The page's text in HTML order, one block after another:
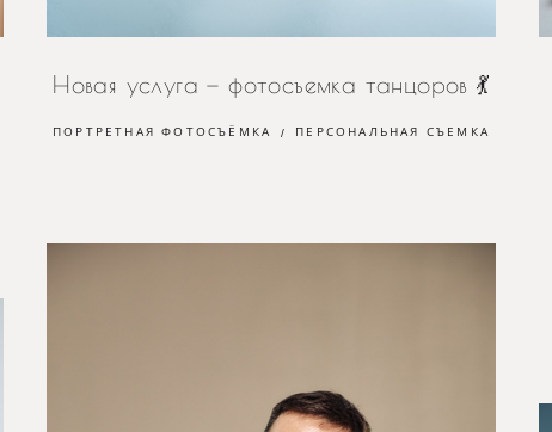
Новая услуга — фотосъемка танцоров 💃
ПОРТРЕТНАЯ ФОТОСЪЁМКА ПЕРСОНАЛЬНАЯ СЪЕМКА